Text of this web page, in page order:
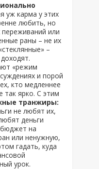
уж карма у этих
любить, но
или
раны – не их
–
«режим
и порой
кто медленнее
так ярко. С этим
транжиры:
не любят их,
деньги
бюджет на
или ненужную,
гадать, куда
урок.